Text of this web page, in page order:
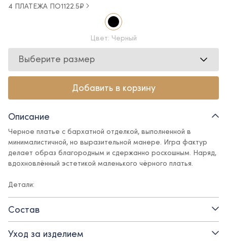
4 ПЛАТЕЖА ПО1122.5₽
Цвет: Черный
Выберите размер
Добавить в корзину
Описание
Черное платье с бархатной отделкой, выполненной в
минималистичной, но выразительной манере. Игра фактур
делает образ благородным и сдержанно роскошным. Наряд,
вдохновлённый эстетикой маленького чёрного платья.
Детали:
- открытые плечи
Состав
Уход за изделием